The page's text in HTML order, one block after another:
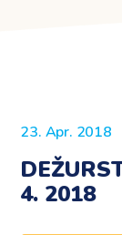
23. Apr. 2018
4. 2018